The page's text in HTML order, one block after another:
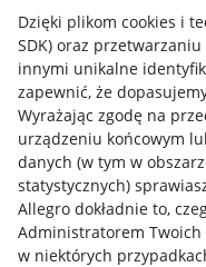
Dzięki plikom cookies i
SDK) oraz przetwarzaniu
innymi unikalne
zapewnić, że
Wyrażając zgodę na
urządzeniu końcowym
danych (w tym w
statystycznych)
Allegro dokładnie to,
Administratorem Twoich
w niektórych